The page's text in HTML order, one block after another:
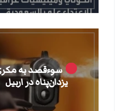
سوءقصد به
یزدان‌پناه در اربیل